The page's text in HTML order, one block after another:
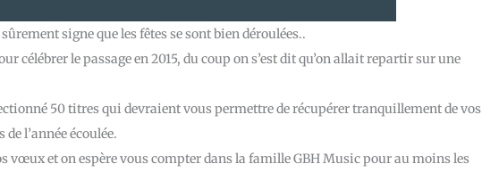
signe que les fêtes se sont bien déroulées..
célébrer le passage en 2015, du coup on s’est dit qu’on allait repartir sur une
50 titres qui devraient vous permettre de récupérer tranquillement de vos
l’année écoulée.
vœux et on espère vous compter dans la famille GBH Music pour au moins les